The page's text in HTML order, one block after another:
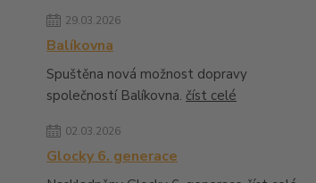
29.03.2026
Balíkovna
Spuštěna nová možnost dopravy
společností Balíkovna. číst celé
02.03.2026
Glocky 6. generace